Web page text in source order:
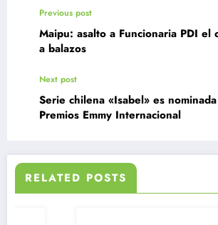
Previous post
Maipu: asalto a Funcionaria PDI el
a balazos
Next post
Serie chilena «Isabel» es
Premios Emmy Internacional
RELATED POSTS